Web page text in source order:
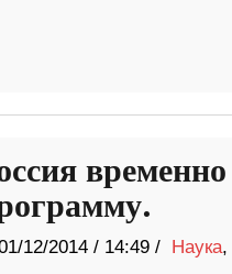
12/2014/ 14:49 / Наука,